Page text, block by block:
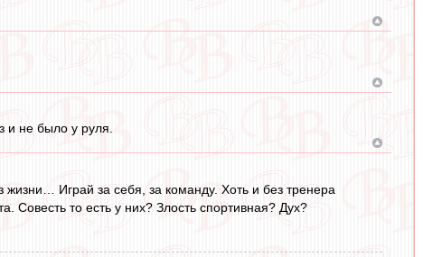
и не было у руля.
жизни… Играй за себя, за команду. Хоть и без тренера
Совесть то есть у них? Злость спортивная? Дух?